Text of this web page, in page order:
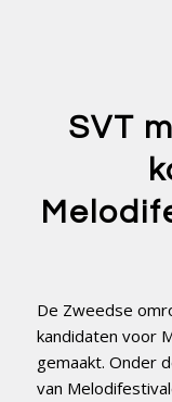
SVT
De Zweedse
kandidaten voor
gemaakt. Onder
van